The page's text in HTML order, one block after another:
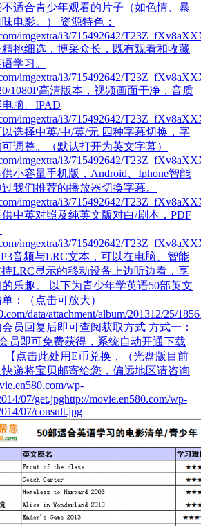
适合青少年观看的片子（如色情、暴
电影。） 资源特色：
imgextra/i3/715492642/
挑细选，博采众长，既有观看和收藏
学习。
imgextra/i3/715492642/
1080P高清版本，视频画面干净，音质
脑、IPAD
imgextra/i3/715492642/
选择中英/中/英/无 四种字幕切换，字
调整。（默认打开为英文字幕）
imgextra/i3/715492642/
小容量手机版，Android、Iphone智能
我们推荐的播放器切换字幕。
imgextra/i3/715492642/
中英对照及纯英文版对白/剧本，PDF
imgextra/i3/715492642/
音频与LRC文本，可以在电脑、智能
LRC显示的移动设备上边听边看，享
乐趣。 以下为青少年学英语50部英文
：（点击可放大）
data/attachment/album/201312/25/
员回复后即可查阅获取方式 方式一：
员即可免费获得，系统自动开通下载
【点击此处用E币兑换，（光盘版目前
快递将宝贝邮寄给您，偏远地区请咨询
wp-
07/get.jpghttp://movie.en580.com/wp-
07/consult.jpg